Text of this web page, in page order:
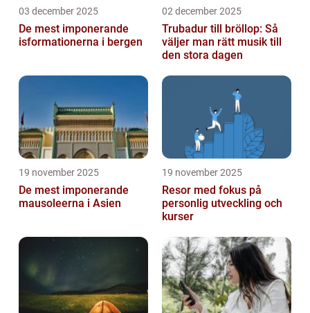
03 december 2025
De mest imponerande
isformationerna i bergen
02 december 2025
Trubadur till bröllop: Så
väljer man rätt musik till
den stora dagen
19 november 2025
De mest imponerande
mausoleerna i Asien
19 november 2025
Resor med fokus på
personlig utveckling och
kurser